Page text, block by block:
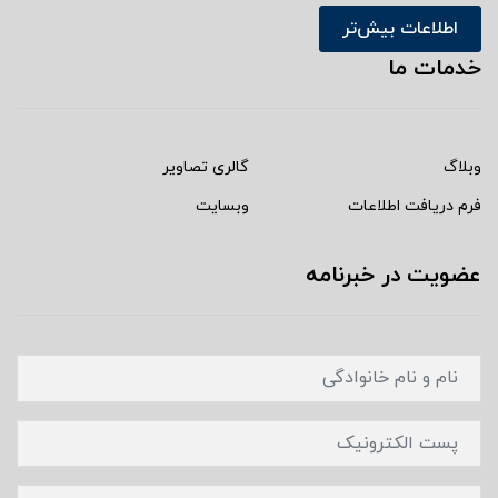
اطلاعات بیش‌تر
خدمات ما
وبلاگ
گالری تصاویر
فرم دریافت اطلاعات
وبسایت
عضویت در خبرنامه